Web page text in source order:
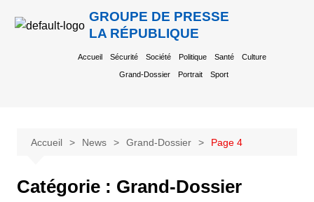
GROUPE DE PRESSE
LA RÉPUBLIQUE
Accueil Sécurité Société Politique Santé Culture
Grand-Dossier Portrait Sport
Accueil News Grand-Dossier Page 4
Catégorie : Grand-Dossier